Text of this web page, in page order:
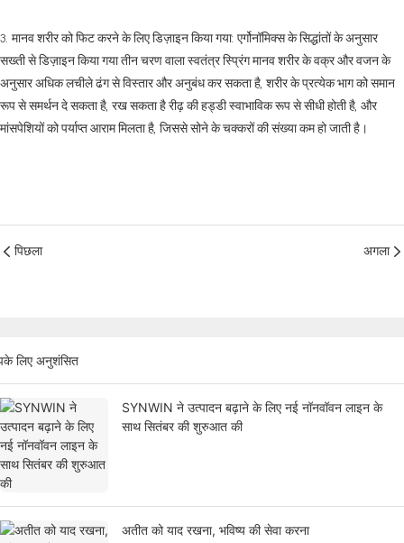
3. मानव शरीर को फिट करने के लिए डिज़ाइन किया गया: एर्गोनॉमिक्स के सिद्धांतों के अनुसार
सख्ती से डिज़ाइन किया गया तीन चरण वाला स्वतंत्र स्प्रिंग मानव शरीर के वक्र और वजन के
अनुसार अधिक लचीले ढंग से विस्तार और अनुबंध कर सकता है, शरीर के प्रत्येक भाग को समान
रूप से समर्थन दे सकता है, रख सकता है रीढ़ की हड्डी स्वाभाविक रूप से सीधी होती है, और
मांसपेशियों को पर्याप्त आराम मिलता है, जिससे सोने के चक्करों की संख्या कम हो जाती है।
पिछला अगला
लिए अनुशंसित
SYNWIN ने उत्पादन बढ़ाने के लिए नई नॉनवॉवन लाइन के
साथ सितंबर की शुरुआत की
अतीत को याद रखना, भविष्य की सेवा करना